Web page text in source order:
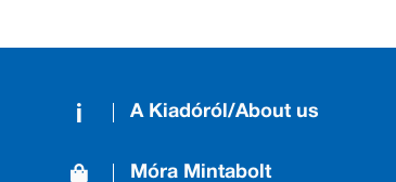
A Kiadóról/About us
Móra Mintabolt